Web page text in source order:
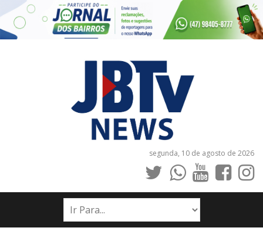
segunda, 10 de agosto de 2026
INÍCIO
NOTÍCIAS